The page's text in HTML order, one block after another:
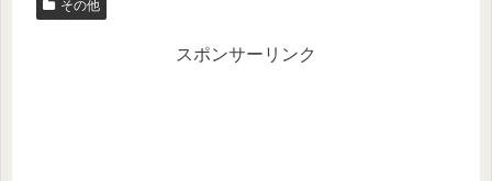
er
a
その他
スポンサーリンク